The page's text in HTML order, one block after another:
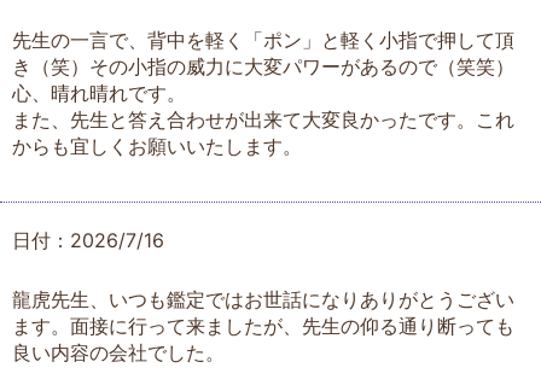
先生の一言で、背中を軽く「ポン」と軽く小指で押して頂
き（笑）その小指の威力に大変パワーがあるので（笑笑）
心、晴れ晴れです。
また、先生と答え合わせが出来て大変良かったです。これ
からも宜しくお願いいたします。
日付：2026/7/16
龍虎先生、いつも鑑定ではお世話になりありがとうござい
ます。面接に行って来ましたが、先生の仰る通り断っても
良い内容の会社でした。